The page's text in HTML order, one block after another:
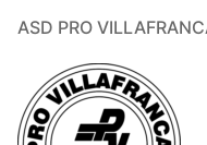
ASD PRO